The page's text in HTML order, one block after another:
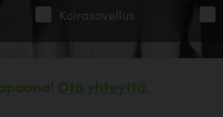
Koirasovellus
Ota yhteyttä.